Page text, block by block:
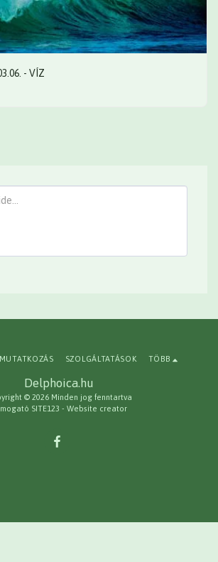
- VÍZ
Delphoica.hu
© 2026 Minden jog fenntartva
SITE123 - Website creator
SZOLGÁLTATÁSOK TÖBB